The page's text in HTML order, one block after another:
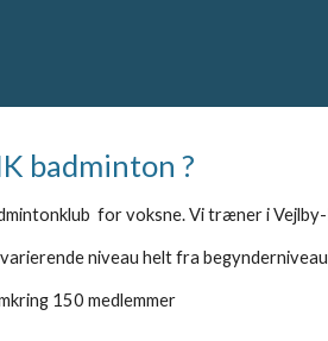
badminton ?
for voksne. Vi træner i
niveau helt fra
150 medlemmer